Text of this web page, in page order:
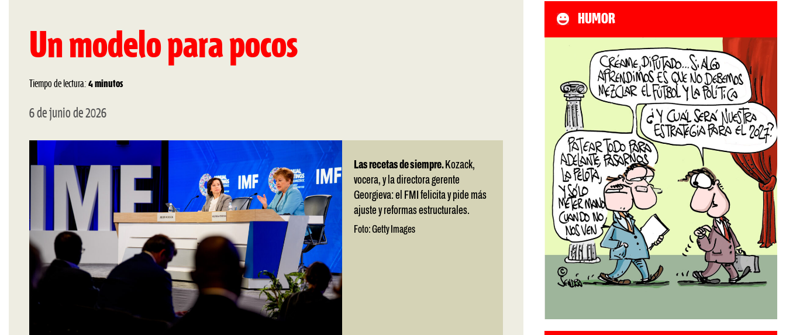
Un modelo para pocos
Tiempo de lectura: 4 minutos
6 de junio de 2026
Las recetas de siempre. Kozack,
vocera, y la directora gerente
Georgieva: el FMI felicita y pide más
ajuste y reformas estructurales.
Foto: Getty Images
HUMOR